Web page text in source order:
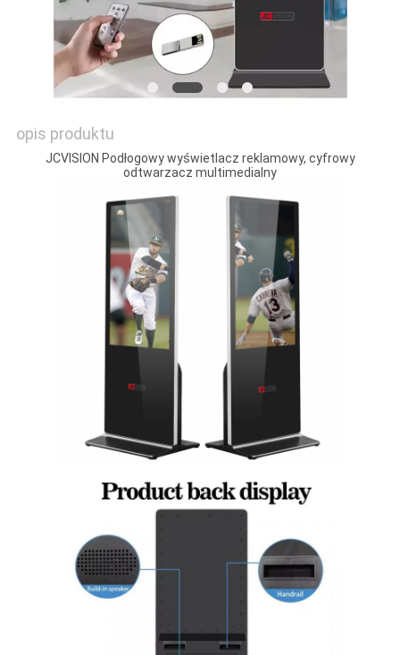
PRYWATNOŚCI
opis produktu
JCVISION Podłogowy wyświetlacz reklamowy, cyfrowy
odtwarzacz multimedialny